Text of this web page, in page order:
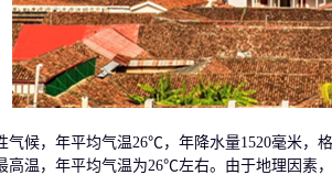
，年平均气温26℃，年降水量1520毫米，
高温，年平均气温为26℃左右。由于地理因素